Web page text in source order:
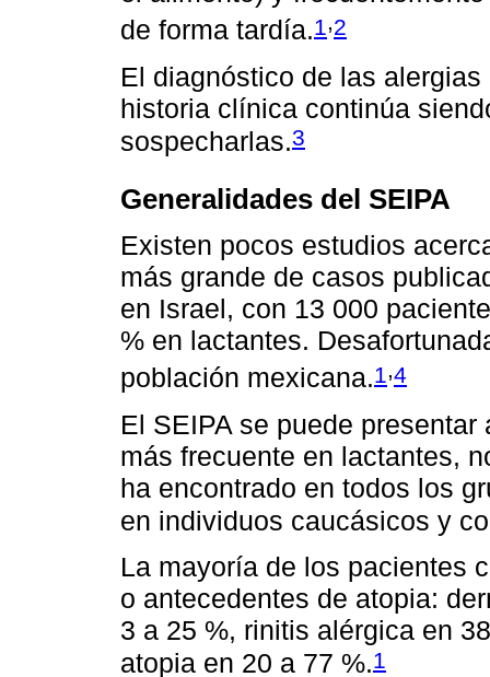
de forma tardía.1 ,2
El diagnóstico de las
historia clínica continúa
sospecharlas.3
Generalidades del SEIPA
Existen pocos estudios
más grande de casos
en Israel, con 13 000
% en lactantes.
población mexicana.1 ,4
El SEIPA se puede
más frecuente en lactantes,
ha encontrado en todos los
en individuos caucásicos y
La mayoría de los pacientes
o antecedentes de atopia:
3 a 25 %, rinitis alérgica en
atopia en 20 a 77 %.1